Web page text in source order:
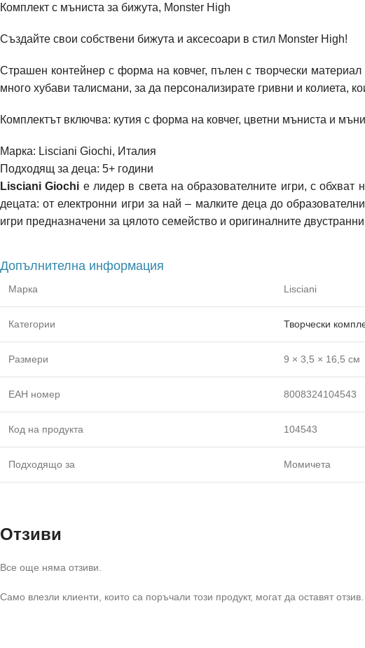
Комплект с мъниста за бижута, Monster High
Създайте свои собствени бижута и аксесоари в стил Monster High!
Страшен контейнер с форма на ковчег, пълен с творчески
много хубави талисмани, за да персонализирате гривни и колиета,
Комплектът включва: кутия с форма на ковчег, цветни мъниста и
Марка: Lisciani Giochi, Италия
Подходящ за деца: 5+ години
Lisciani Giochi е лидер в света на образователните игри, с обхват
децата: от електронни игри за най – малките деца до
игри предназначени за цялото семейство и оригиналните
Допълнителна информация
Марка Lisciani
Категории Творчески
Размери 9 × 3,5 × 16,5 см
ЕАН номер 8008324104543
Код на продукта 104543
Подходящо за Момичета
Отзиви
Все още няма отзиви.
Само влезли клиенти, които са поръчали този продукт, могат да оставят отзив.